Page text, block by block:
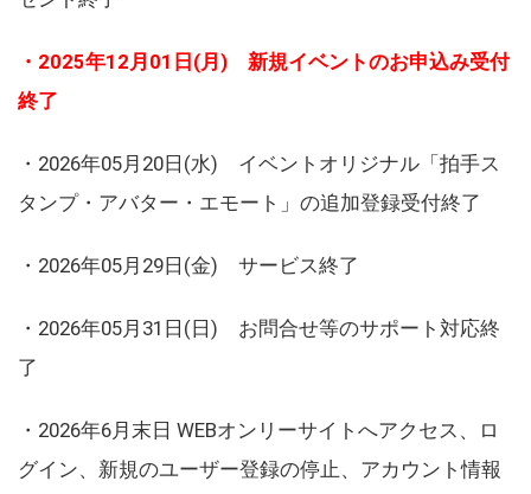
・2025年12月01日(月) 新規イベントのお申込み受付
終了
・2026年05月20日(水) イベントオリジナル「拍手ス
タンプ・アバター・エモート」の追加登録受付終了
・2026年05月29日(金) サービス終了
・2026年05月31日(日) お問合せ等のサポート対応終
了
・2026年6月末日 WEBオンリーサイトへアクセス、ロ
グイン、新規のユーザー登録の停止、アカウント情報